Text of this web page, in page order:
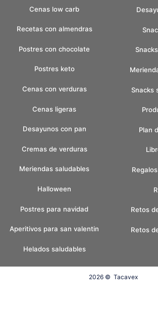
Cenas low carb
Recetas con almendras
Postres con chocolate
Postres keto
Cenas con verduras
Cenas ligeras
Desayunos con pan
Cremas de verduras
Meriendas saludables
Halloween
Postres para navidad
Aperitivos para san valentin
Helados saludables
Snacks
Plan
Retos
Retos
2026 © Tacavex